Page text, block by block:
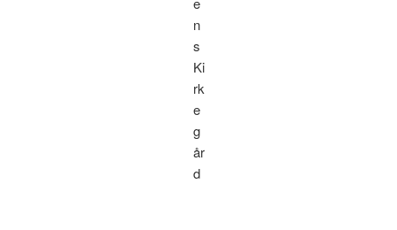
n
s
Ki
rk
e
g
år
d